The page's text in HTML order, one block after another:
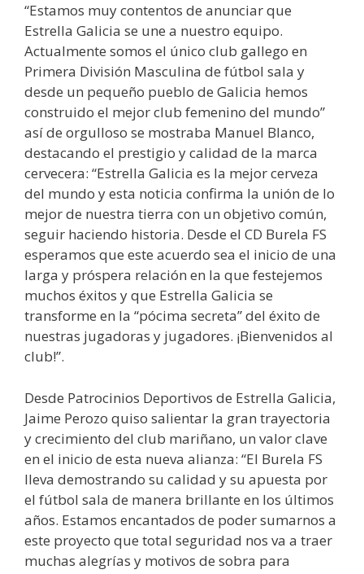
“Estamos muy contentos de anunciar que
Estrella Galicia se une a nuestro equipo.
Actualmente somos el único club gallego en
Primera División Masculina de fútbol sala y
desde un pequeño pueblo de Galicia hemos
construido el mejor club femenino del mundo”
así de orgulloso se mostraba Manuel Blanco,
destacando el prestigio y calidad de la marca
cervecera: “Estrella Galicia es la mejor cerveza
del mundo y esta noticia confirma la unión de lo
mejor de nuestra tierra con un objetivo común,
seguir haciendo historia. Desde el CD Burela FS
esperamos que este acuerdo sea el inicio de una
larga y próspera relación en la que festejemos
muchos éxitos y que Estrella Galicia se
transforme en la “pócima secreta” del éxito de
nuestras jugadoras y jugadores. ¡Bienvenidos al
club!”.
Desde Patrocinios Deportivos de Estrella Galicia,
Jaime Perozo quiso salientar la gran trayectoria
y crecimiento del club mariñano, un valor clave
en el inicio de esta nueva alianza: “El Burela FS
lleva demostrando su calidad y su apuesta por
el fútbol sala de manera brillante en los últimos
años. Estamos encantados de poder sumarnos a
este proyecto que total seguridad nos va a traer
muchas alegrías y motivos de sobra para